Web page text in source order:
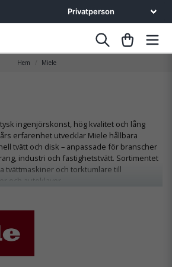
Hem Miele
ingenjörskonst, hög kvalitet och lång
erfarenhet utvecklar Miele hållbara
tvätt och disk – anpassade för branscher
industri och fastighetstvätt. Sortimentet
tvättmaskiner och torktumlare till
och autoklaver.
Professional är det självklara valet för
pålitlig funktion varje dag – med möjlighet